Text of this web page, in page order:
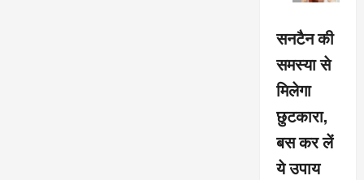
सनटैन की
समस्या से
मिलेगा
छुटकारा,
बस कर लें
ये उपाय